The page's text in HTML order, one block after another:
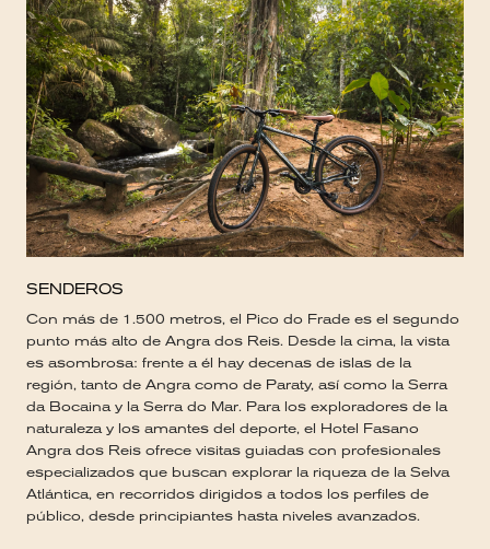
SENDEROS
Con más de 1.500 metros, el Pico do Frade es el segundo
punto más alto de Angra dos Reis. Desde la cima, la vista
es asombrosa: frente a él hay decenas de islas de la
región, tanto de Angra como de Paraty, así como la Serra
da Bocaina y la Serra do Mar. Para los exploradores de la
naturaleza y los amantes del deporte, el Hotel Fasano
Angra dos Reis ofrece visitas guiadas con profesionales
especializados que buscan explorar la riqueza de la Selva
Atlántica, en recorridos dirigidos a todos los perfiles de
público, desde principiantes hasta niveles avanzados.